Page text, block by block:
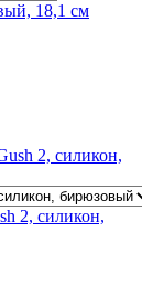
18,1 см
2, силикон,